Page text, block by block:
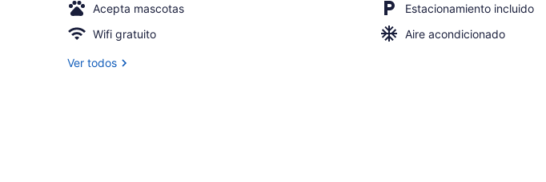
Acepta mascotas
Estacionamiento incluido
Wifi gratuito
Aire acondicionado
Ver todos